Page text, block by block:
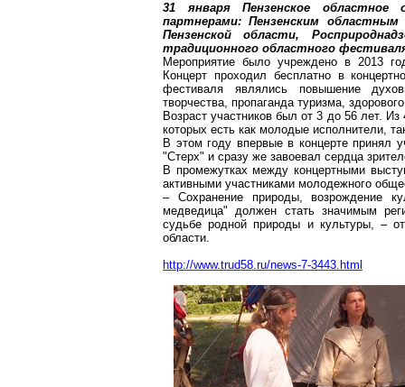
31 января Пензенское областное
партнерами: Пензенским
Пензенской области,
традиционного областного
Мероприятие было учреждено в 2013
Концерт проходил бесплатно в
фестиваля являлись повышение
творчества, пропаганда туризма,
Возраст участников был от 3 до 56 лет.
которых есть как молодые исполнители,
В этом году впервые в концерте принял
"Стерх" и сразу же завоевал сердца
В промежутках между концертными
активными участниками молодежного
– Сохранение природы, возрождение
медведица" должен стать значимым
судьбе родной природы и культуры, –
области.
http://www.trud58.ru/news-7-3443.html